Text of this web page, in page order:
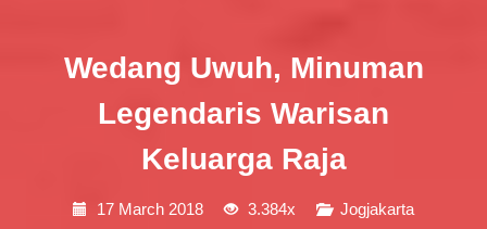
Wedang Uwuh, Minuman
Legendaris Warisan
Keluarga Raja
17 March 2018 3.384x Jogjakarta